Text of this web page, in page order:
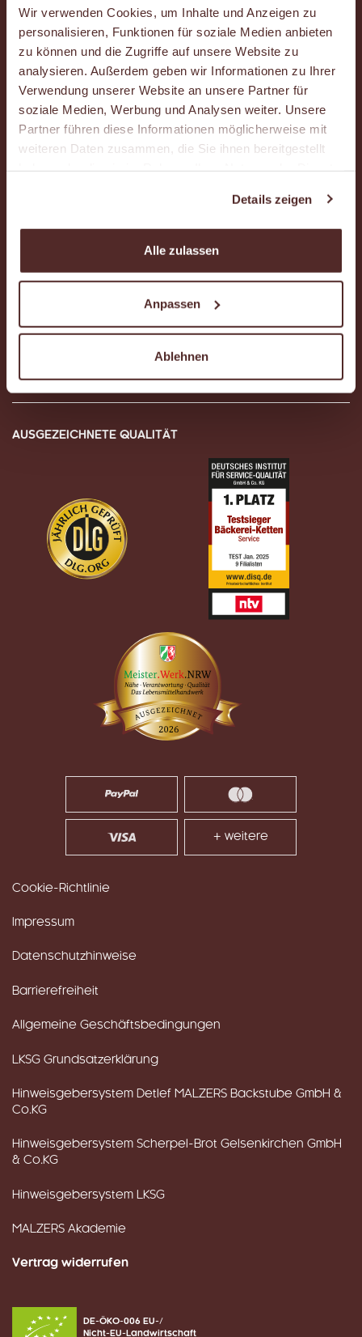
Wir verwenden Cookies, um Inhalte und Anzeigen zu
personalisieren, Funktionen für soziale Medien anbieten
zu können und die Zugriffe auf unsere Website zu
analysieren. Außerdem geben wir Informationen zu Ihrer
Verwendung unserer Website an unsere Partner für
soziale Medien, Werbung und Analysen weiter. Unsere
Partner führen diese Informationen möglicherweise mit
weiteren Daten zusammen, die Sie ihnen bereitgestellt
Details zeigen
Alle zulassen
Anpassen
Ablehnen
InstagramFacebook YouTube
Das ist Malzers
Häufig gestellte Fragen (FAQ)
Kontakt
Standort-Suche und Expansion
Newsletter
Kundenkartenportal
AUSGEZEICHNETE QUALITÄT
+ weitere
Cookie-Richtlinie
Impressum
Datenschutzhinweise
Barrierefreiheit
Allgemeine Geschäftsbedingungen
LKSG Grundsatzerklärung
Hinweisgebersystem Detlef MALZERS Backstube GmbH &
Co.KG
Hinweisgebersystem Scherpel-Brot Gelsenkirchen GmbH
& Co.KG
Hinweisgebersystem LKSG
MALZERS Akademie
Vertrag widerrufen
DE-ÖKO-006 EU-/
Nicht-EU-Landwirtschaft